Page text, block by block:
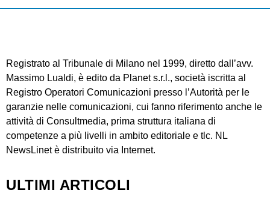
Registrato al Tribunale di Milano nel 1999, diretto dall’avv.
Massimo Lualdi, è edito da Planet s.r.l., società iscritta al
Registro Operatori Comunicazioni presso l’Autorità per le
garanzie nelle comunicazioni, cui fanno riferimento anche le
attività di Consultmedia, prima struttura italiana di
competenze a più livelli in ambito editoriale e tlc. NL
NewsLinet è distribuito via Internet.
ULTIMI ARTICOLI